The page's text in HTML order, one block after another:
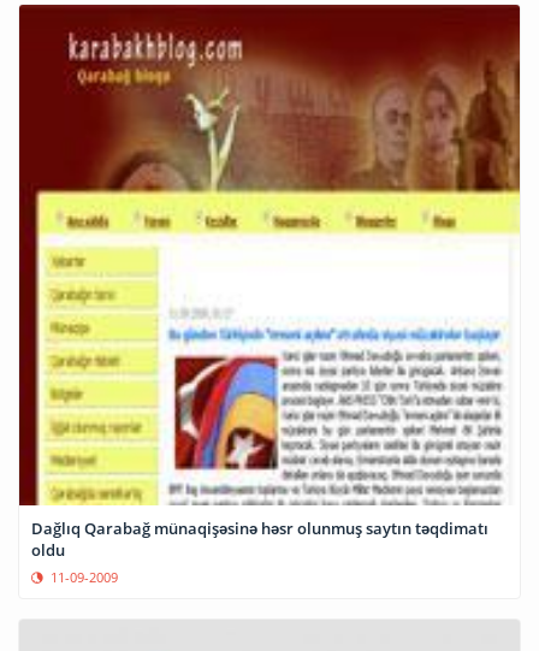
Dağlıq Qarabağ münaqişəsinə həsr olunmuş saytın təqdimatı
oldu
11-09-2009